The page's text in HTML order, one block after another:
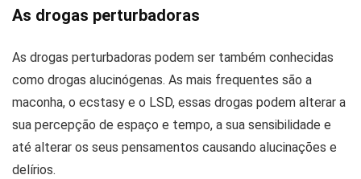
As drogas perturbadoras
As drogas perturbadoras podem ser também conhecidas
como drogas alucinógenas. As mais frequentes são a
maconha, o ecstasy e o LSD, essas drogas podem alterar a
sua percepção de espaço e tempo, a sua sensibilidade e
até alterar os seus pensamentos causando alucinações e
delírios.